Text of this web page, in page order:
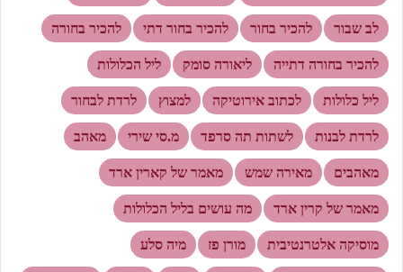
לב שבור להכיר בחור להכיר בחור דתי להכיר בחורה
להכיר בחורה דתייה ליאורה סומק ליל הכלולות
ליל כלולות לכתוב אירוטיקה למצוץ לרדת לבחור
לרדת לבנות לשתות תה סרפד מ.סי שירי מאהב
מאהבים מאירה שמש מאמר של קארין ארד
מאמר של קרין ארד מה עושים בליל הכלולות
מוסיקה אלטרנטיבית מורן פז מיה סלע